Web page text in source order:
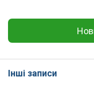
Інші записи